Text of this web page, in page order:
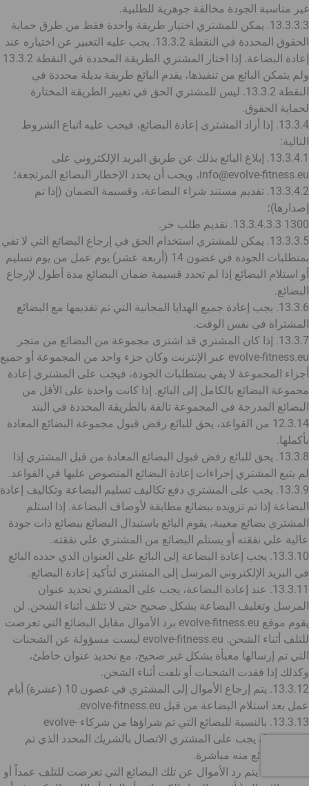
غير مناسبة الجودة مخالفة جوهرية للطلبية.
13.3.3.3. يمكن للمشتري اختيار طريقة واحدة فقط من طرق حماية
الحقوق المحددة في النقطة 13.3.2. يجب عليه التعبير عن اختياره عند
إعادة البضاعة. إذا اختار المشتري الطريقة المحددة في النقطة 13.3.2
ولم يتمكن البائع من تنفيذها، يقدم البائع طريقة بديلة محددة في
النقطة 13.3.2. ليس للمشتري الحق في تغيير الطريقة المختارة
لحماية الحقوق.
13.3.4. إذا أراد المشتري إعادة البضائع، فيجب عليه اتباع الشروط
التالية:
13.3.4.1. إبلاغ البائع بذلك عن طريق البريد الإلكتروني على
info@evolve-fitness.eu، ويجب أن يحدد الإخطار البضائع المرتجعة؛
13.3.4.2. تقديم مستند شراء البضاعة، وقسيمة الضمان (إذا تم
إصدارها)؛
1300 13.3.4.3.3. تقديم طلب حر.
13.3.3.5. يمكن للمشتري استخدام الحق في إرجاع البضائع التي لا تفي
بمتطلبات الجودة في غضون 14 (أربعة عشر) يوم عمل من يوم تسليم
أو استلام البضائع إذا لم تحدد قسيمة ضمان البضائع مدة أطول لإرجاع
البضائع.
13.3.6. يجب إعادة جميع الهدايا المجانية التي تم تقديمها مع البضائع
المشتراة في نفس الوقت.
13.3.7. إذا كان المشتري قد اشترى مجموعة من البضائع من متجر
evolve-fitness.eu عبر الإنترنت وكان جزء واحد من المجموعة أو جميع
أجزاء المجموعة لا يفي بمتطلبات الجودة، فيجب على المشتري إعادة
مجموعة البضائع بالكامل إلى البائع. إذا كانت واحدة على الأقل من
البضائع المدرجة في المجموعة تالفة بالطريقة المحددة في البند
12.3.14 من القواعد، يحق للبائع رفض قبول مجموعة البضائع المعادة
بأكملها.
13.3.8. يحق للبائع رفض قبول البضائع المعادة من قبل المشتري إذا
لم يتبع المشتري إجراءات إعادة البضائع المنصوص عليها في القواعد.
13.3.9. يجب على المشتري دفع تكاليف تسليم البضاعة وتكاليف إعادة
البضاعة إذا تم تزويده ببضائع مطابقة لأوصاف البضاعة. إذا استلم
المشتري بضائع معيبة، يقوم البائع باستبدال البضائع ببضائع ذات جودة
عالية على نفقته أو يستلم البضائع من المشتري على نفقته.
13.3.10. يجب إعادة البضاعة إلى البائع على العنوان الذي حدده البائع
في البريد الإلكتروني المرسل إلى المشتري لتأكيد إعادة البضائع.
13.3.11. عند إعادة البضاعة، يجب على المشتري تحديد عنوان
المرسل وتغليف البضاعة بشكل صحيح حتى لا تتلف أثناء الشحن. لن
يقوم موقع evolve-fitness.eu برد الأموال مقابل البضائع التي تعرضت
للتلف أثناء الشحن. evolve-fitness.eu ليست مسؤولة عن الشحنات
التي تم إرسالها معبأة بشكل غير صحيح، مع تحديد عنوان خاطئ،
وكذلك إذا فقدت الشحنات أو تلفت أثناء الشحن.
13.3.12. يتم إرجاع الأموال إلى المشتري في غضون 10 (عشرة) أيام
عمل بعد استلام البضاعة من قبل evolve-fitness.eu.
13.3.13. بالنسبة للبضائع التي تم شراؤها من شركاء evolve-
fitness.eu، يجب على المشتري الاتصال بالشريك المحدد الذي تم
شراء البضائع منه مباشرة.
13.3.14. لا يتم رد الأموال عن تلك البضائع التي تعرضت للتلف عمداً أو